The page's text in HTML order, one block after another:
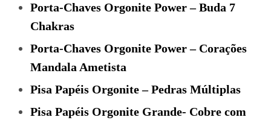
Porta-Chaves Orgonite Power – Buda 7
Chakras
Porta-Chaves Orgonite Power – Corações
Mandala Ametista
Pisa Papéis Orgonite – Pedras Múltiplas
Pisa Papéis Orgonite Grande- Cobre com